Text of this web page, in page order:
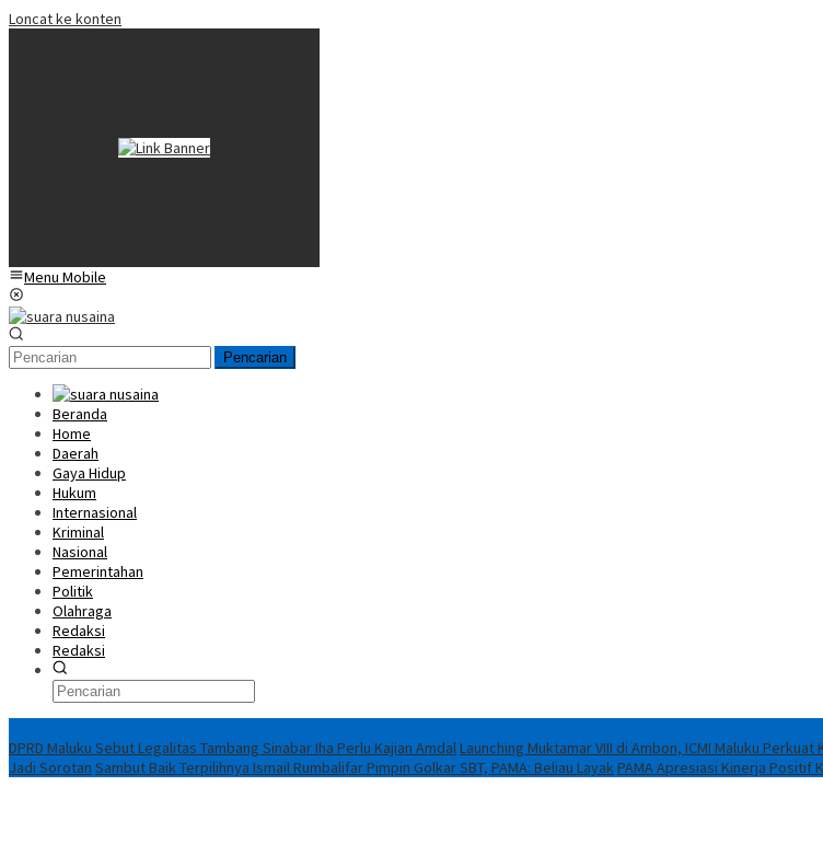
Loncat ke konten
Menu Mobile
Pencarian
Beranda
Home
Daerah
Gaya Hidup
Hukum
Internasional
Kriminal
Nasional
Pemerintahan
Politik
Olahraga
Redaksi
Redaksi
DPRD Maluku Sebut Legalitas Tambang Sinabar Iha Perlu Kajian AmdalLaunching Muktamar VIII di Ambon, ICMI Maluku
Jadi Sorotan Sambut Baik Terpilihnya Ismail Rumbalifar Pimpin Golkar SBT, PAMA: Beliau LayakPAMA Apresiasi Kinerja Positif